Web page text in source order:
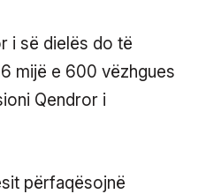
i së dielës do të
mijë e 600 vëzhgues
Qendror i
përfaqësojnë